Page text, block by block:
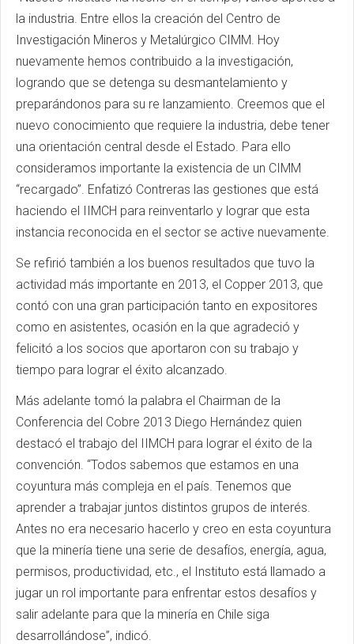
la industria. Entre ellos la creación del Centro de
Investigación Mineros y Metalúrgico CIMM. Hoy
nuevamente hemos contribuido a la investigación,
logrando que se detenga su desmantelamiento y
preparándonos para su re lanzamiento. Creemos que el
nuevo conocimiento que requiere la industria, debe tener
una orientación central desde el Estado. Para ello
consideramos importante la existencia de un CIMM
“recargado”. Enfatizó Contreras las gestiones que está
haciendo el IIMCH para reinventarlo y lograr que esta
instancia reconocida en el sector se active nuevamente.
Se refirió también a los buenos resultados que tuvo la
actividad más importante en 2013, el Copper 2013, que
contó con una gran participación tanto en expositores
como en asistentes, ocasión en la que agradeció y
felicitó a los socios que aportaron con su trabajo y
tiempo para lograr el éxito alcanzado.
Más adelante tomó la palabra el Chairman de la
Conferencia del Cobre 2013 Diego Hernández quien
destacó el trabajo del IIMCH para lograr el éxito de la
convención. “Todos sabemos que estamos en una
coyuntura más compleja en el país. Tenemos que
aprender a trabajar juntos distintos grupos de interés.
Antes no era necesario hacerlo y creo en esta coyuntura
que la minería tiene una serie de desafíos, energía, agua,
permisos, productividad, etc., el Instituto está llamado a
jugar un rol importante para enfrentar estos desafíos y
salir adelante para que la minería en Chile siga
desarrollándose”, indicó.